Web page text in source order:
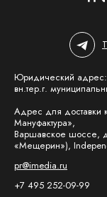
Юридический адрес:
вн.тер.г.
Адрес для доставки
Мануфактура»,
Варшавское шоссе,
«Мещерин»),
pr@imedia.ru
+7 495 252-09-99